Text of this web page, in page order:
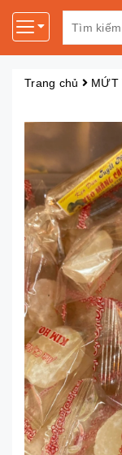
Trang chủ MỨT